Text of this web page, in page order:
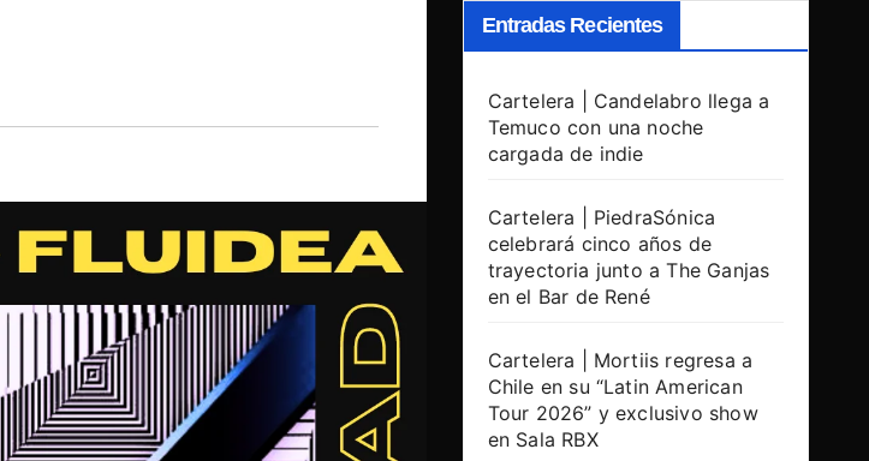
Entradas Recientes
Cartelera | Candelabro llega a
Temuco con una noche
cargada de indie
Cartelera | PiedraSónica
celebrará cinco años de
trayectoria junto a The Ganjas
en el Bar de René
Cartelera | Mortiis regresa a
Chile en su “Latin American
Tour 2026” y exclusivo show
en Sala RBX